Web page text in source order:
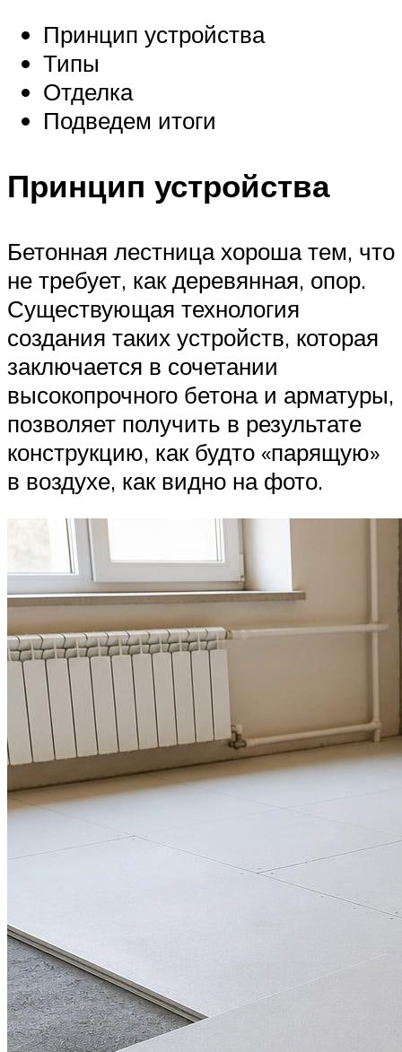
Принцип устройства
Типы
Отделка
Подведем итоги
Принцип устройства
Бетонная лестница хороша тем, что
не требует, как деревянная, опор.
Существующая технология
создания таких устройств, которая
заключается в сочетании
высокопрочного бетона и арматуры,
позволяет получить в результате
конструкцию, как будто «парящую»
в воздухе, как видно на фото.